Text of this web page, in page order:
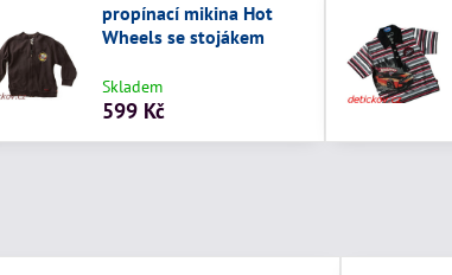
propínací mikina Hot
Wheels se stojákem
Skladem
599 Kč